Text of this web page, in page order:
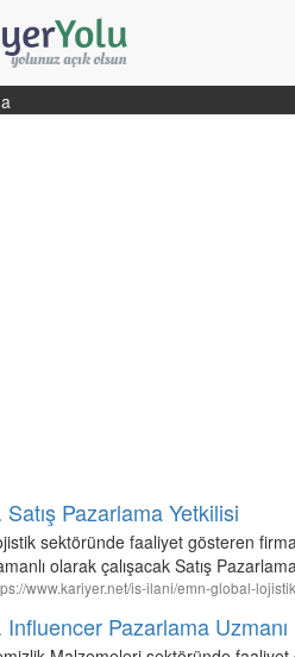
Satış Pazarlama Yetkilisi
sektöründe faaliyet gösteren
olarak çalışacak Satış
www.kariyer.net/is-ilani/emn-global-
Influencer Pazarlama Uzmanı